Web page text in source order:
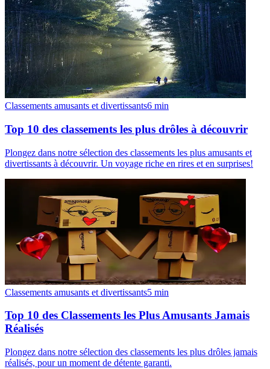
Classements amusants et divertissants6 min
Top 10 des classements les plus drôles à découvrir
Plongez dans notre sélection des classements les plus amusants et
divertissants à découvrir. Un voyage riche en rires et en surprises!
Classements amusants et divertissants5 min
Top 10 des Classements les Plus Amusants Jamais
Réalisés
Plongez dans notre sélection des classements les plus drôles jamais
réalisés, pour un moment de détente garanti.